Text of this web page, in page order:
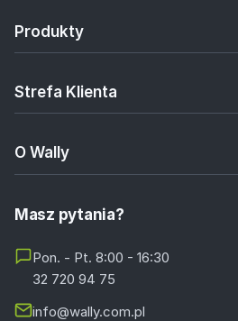
Produkty
Strefa Klienta
O Wally
Masz pytania?
Pon. - Pt. 8:00 - 16:30
32 720 94 75
info@wally.com.pl